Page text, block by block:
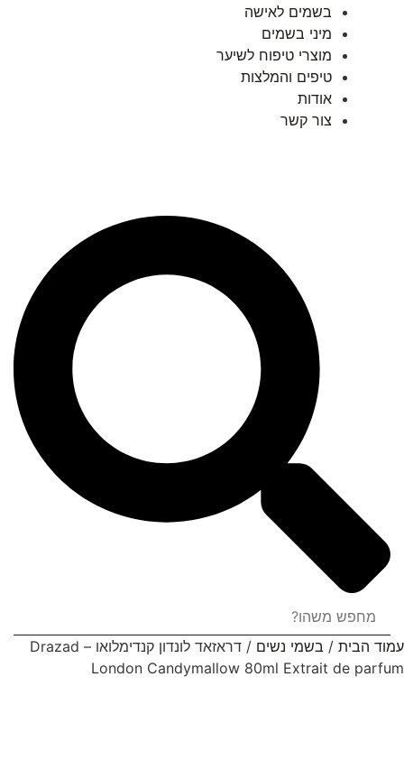
בשמים לאישה
מיני בשמים
מוצרי טיפוח לשיער
טיפים והמלצות
אודות
צור קשר
עמוד הבית / בשמי נשים
/ דראזאד לונדון קנדימלואו – Drazad
London Candymallow 80ml Extrait de parfum